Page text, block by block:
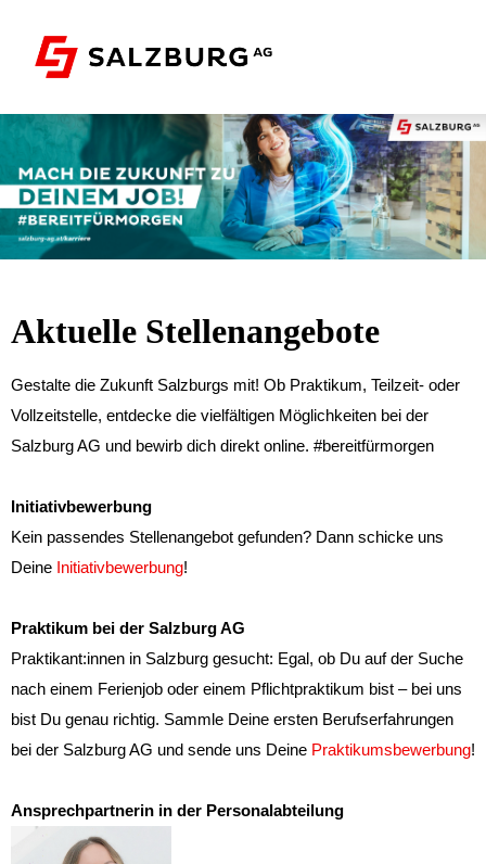
Stellenangebote
Initiativbewerbung
Praktikum
Aktuelle Stellenangebote
Gestalte die Zukunft Salzburgs mit! Ob Praktikum, Teilzeit- oder
Vollzeitstelle, entdecke die vielfältigen Möglichkeiten bei der
Salzburg AG und bewirb dich direkt online. #bereitfürmorgen
Initiativbewerbung
Kein passendes Stellenangebot gefunden? Dann schicke uns
Deine Initiativbewerbung!
Praktikum bei der Salzburg AG
Praktikant:innen in Salzburg gesucht: Egal, ob Du auf der Suche
nach einem Ferienjob oder einem Pflichtpraktikum bist – bei uns
bist Du genau richtig. Sammle Deine ersten Berufserfahrungen
bei der Salzburg AG und sende uns Deine Praktikumsbewerbung!
Ansprechpartnerin in der Personalabteilung